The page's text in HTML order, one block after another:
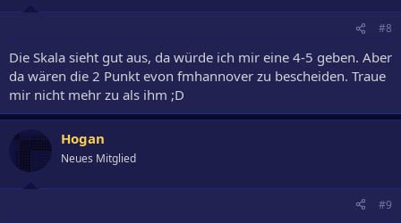
#8
Die Skala sieht gut aus, da würde ich mir eine 4-5 geben. Aber
da wären die 2 Punkt evon fmhannover zu bescheiden. Traue
mir nicht mehr zu als ihm ;D
Hogan
Neues Mitglied
#9